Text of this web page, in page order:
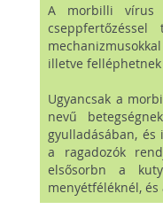
A morbilli vírus
illetve
Ugyancsak a
nevű
gyulladásában,
a ragadozók
elsősorbn a
menyétféléknél,